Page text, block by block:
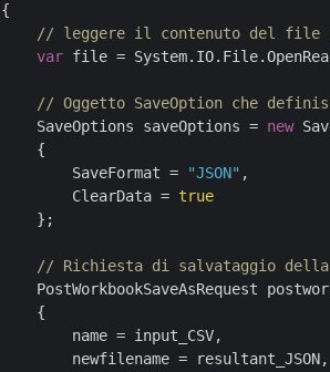
{
// leggere il contenuto del file
var file =
// Oggetto SaveOption che
    SaveOptions saveOptions =
new
    {
        SaveFormat =
"JSON" ,
        ClearData =
true
    };
// Richiesta di salvataggio
PostWorkbookSaveAsRequest
    {
        name = input_CSV,
        newfilename = resultant_JSON,